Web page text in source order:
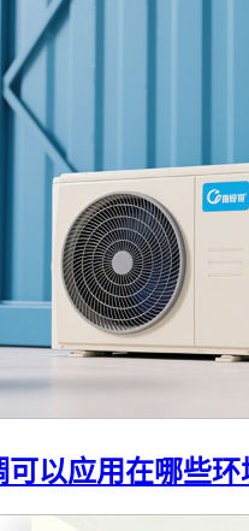
可以应用在哪些环